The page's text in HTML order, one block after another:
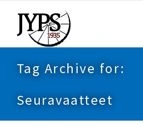
Tag Archive for:
Seuravaatteet